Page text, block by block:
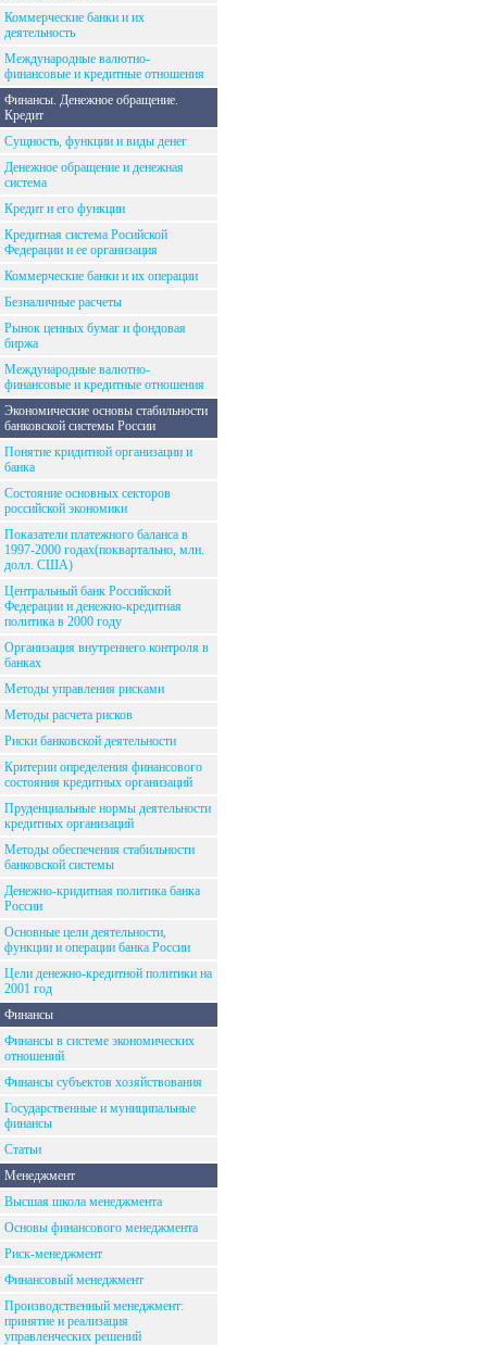
Коммерческие банки и их
деятельность
Международные валютно-
финансовые и кредитные отношения
Финансы. Денежное обращение.
Кредит
Сущность, функции и виды денег
Денежное обращение и денежная
система
Кредит и его функции
Кредитная система Росийской
Федерации и ее организация
Коммерческие банки и их операции
Безналичные расчеты
Рынок ценных бумаг и фондовая
биржа
Международные валютно-
финансовые и кредитные отношения
Экономические основы стабильности
банковской системы России
Понятие кридитной организации и
банка
Состояние основных секторов
российской экономики
Показатели платежного баланса в
1997-2000 годах(поквартально, млн.
долл. США)
Центральный банк Российской
Федерации и денежно-кредитная
политика в 2000 году
Организация внутреннего контроля в
банках
Методы управления рисками
Методы расчета рисков
Риски банковской деятельности
Критерии определения финансового
состояния кредитных организаций
Пруденциальные нормы деятельности
кредитных организаций
Методы обеспечения стабильности
банковской системы
Денежно-кридитная политика банка
России
Основные цели деятельности,
функции и операции банка России
Цели денежно-кредитной политики на
2001 год
Финансы
Финансы в системе экономических
отношений
Финансы субъектов хозяйствования
Государственные и муниципальные
финансы
Статьи
Менеджмент
Высшая школа менеджмента
Основы финансового менеджмента
Риск-менеджмент
Финансовый менеджмент
Производственный менеджмент:
принятие и реализация
управленческих решений